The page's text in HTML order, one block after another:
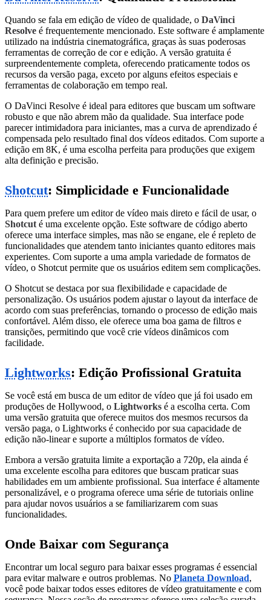
Quando se fala em edição de vídeo de qualidade, o DaVinci
Resolve é frequentemente mencionado. Este software é amplamente
utilizado na indústria cinematográfica, graças às suas poderosas
ferramentas de correção de cor e edição. A versão gratuita é
surpreendentemente completa, oferecendo praticamente todos os
recursos da versão paga, exceto por alguns efeitos especiais e
ferramentas de colaboração em tempo real.
O DaVinci Resolve é ideal para editores que buscam um software
robusto e que não abrem mão da qualidade. Sua interface pode
parecer intimidadora para iniciantes, mas a curva de aprendizado é
compensada pelo resultado final dos vídeos editados. Com suporte a
edição em 8K, é uma escolha perfeita para produções que exigem
alta definição e precisão.
Shotcut: Simplicidade e Funcionalidade
Para quem prefere um editor de vídeo mais direto e fácil de usar, o
Shotcut é uma excelente opção. Este software de código aberto
oferece uma interface simples, mas não se engane, ele é repleto de
funcionalidades que atendem tanto iniciantes quanto editores mais
experientes. Com suporte a uma ampla variedade de formatos de
vídeo, o Shotcut permite que os usuários editem sem complicações.
O Shotcut se destaca por sua flexibilidade e capacidade de
personalização. Os usuários podem ajustar o layout da interface de
acordo com suas preferências, tornando o processo de edição mais
confortável. Além disso, ele oferece uma boa gama de filtros e
transições, permitindo que você crie vídeos dinâmicos com
facilidade.
Lightworks: Edição Profissional Gratuita
Se você está em busca de um editor de vídeo que já foi usado em
produções de Hollywood, o Lightworks é a escolha certa. Com
uma versão gratuita que oferece muitos dos mesmos recursos da
versão paga, o Lightworks é conhecido por sua capacidade de
edição não-linear e suporte a múltiplos formatos de vídeo.
Embora a versão gratuita limite a exportação a 720p, ela ainda é
uma excelente escolha para editores que buscam praticar suas
habilidades em um ambiente profissional. Sua interface é altamente
personalizável, e o programa oferece uma série de tutoriais online
para ajudar novos usuários a se familiarizarem com suas
funcionalidades.
Onde Baixar com Segurança
Encontrar um local seguro para baixar esses programas é essencial
para evitar malware e outros problemas. No Planeta Download,
você pode baixar todos esses editores de vídeo gratuitamente e com